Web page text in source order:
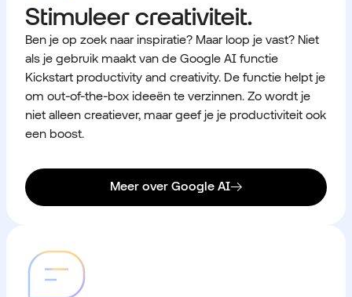
Stimuleer creativiteit.
Ben je op zoek naar inspiratie? Maar loop je vast? Niet
als je gebruik maakt van de Google AI functie
Kickstart productivity and creativity. De functie helpt je
om out-of-the-box ideeën te verzinnen. Zo wordt je
niet alleen creatiever, maar geef je je productiviteit ook
een boost.
Meer over Google AI